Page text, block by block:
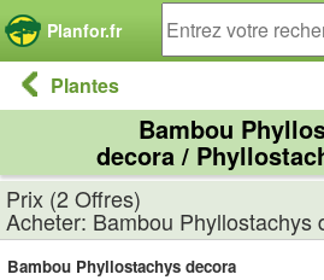
Planfor.fr
Plantes
Bambou
decora /
Prix (2 Offres)
Acheter: Bambou Phyllostachys
Bambou Phyllostachys decora
Panneau de gestion des cookies